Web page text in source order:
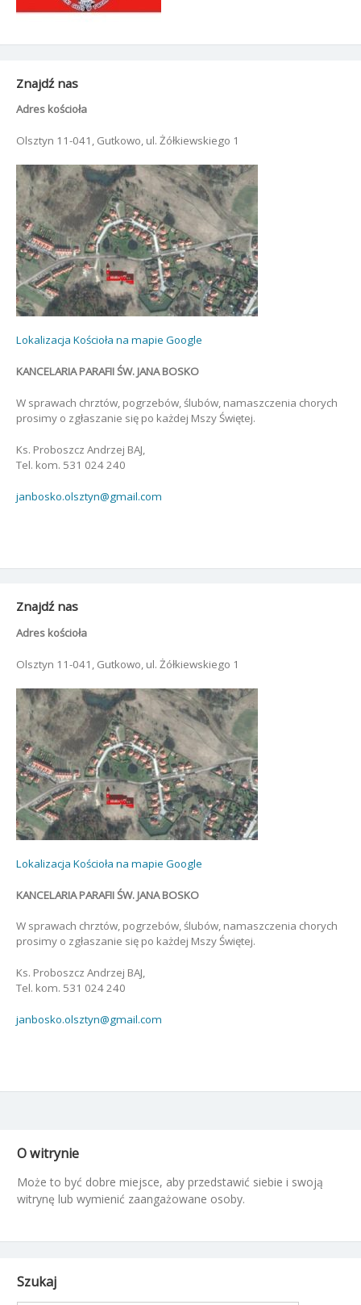
Znajdź nas
Adres kościoła
Olsztyn 11-041, Gutkowo, ul. Żółkiewskiego 1
Lokalizacja Kościoła na mapie Google
KANCELARIA PARAFII ŚW. JANA BOSKO
W sprawach chrztów, pogrzebów, ślubów, namaszczenia chorych
prosimy o zgłaszanie się po każdej Mszy Świętej.
Ks. Proboszcz Andrzej BAJ,
Tel. kom. 531 024 240
janbosko.olsztyn@gmail.com
Znajdź nas
Adres kościoła
Olsztyn 11-041, Gutkowo, ul. Żółkiewskiego 1
Lokalizacja Kościoła na mapie Google
KANCELARIA PARAFII ŚW. JANA BOSKO
W sprawach chrztów, pogrzebów, ślubów, namaszczenia chorych
prosimy o zgłaszanie się po każdej Mszy Świętej.
Ks. Proboszcz Andrzej BAJ,
Tel. kom. 531 024 240
janbosko.olsztyn@gmail.com
O witrynie
Może to być dobre miejsce, aby przedstawić siebie i swoją
witrynę lub wymienić zaangażowane osoby.
Szukaj